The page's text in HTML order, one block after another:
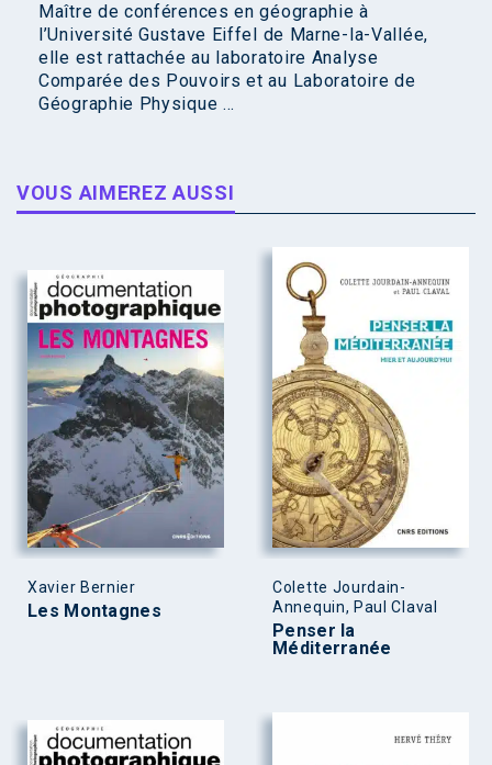
Maître de conférences en géographie à
l’Université Gustave Eiffel de Marne-la-Vallée,
elle est rattachée au laboratoire Analyse
Comparée des Pouvoirs et au Laboratoire de
Géographie Physique ...
VOUS AIMEREZ AUSSI
Xavier Bernier
Les Montagnes
Colette Jourdain-
Annequin, Paul Claval
Penser la
Méditerranée